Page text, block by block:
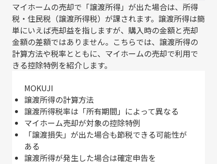
マイホームの売却で「譲渡所得」が出た場合は、所得
税・住民税（譲渡所得税）が課されます。譲渡所得は簡
単にいえば売却益を指しますが、購入時の金額と売却
金額の差額ではありません。こちらでは、譲渡所得の
計算方法や税率とともに、マイホームの売却で利用で
きる控除特例を紹介します。
MOKUJI
譲渡所得の計算方法
譲渡所得税率は「所有期間」によって異なる
マイホーム売却が対象の控除特例
「譲渡損失」が出た場合も節税できる可能性が
ある
譲渡所得が発生した場合は確定申告を